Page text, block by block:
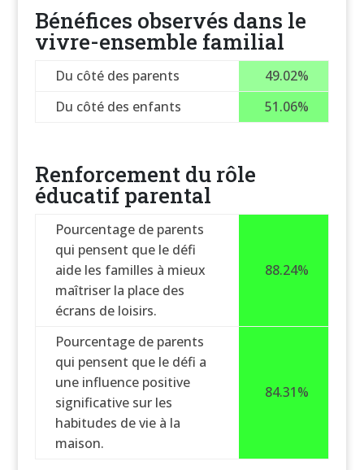
Bénéfices observés dans le
vivre-ensemble familial
Du côté des parents
49.02%
Du côté des enfants
51.06%
Renforcement du rôle
éducatif parental
Pourcentage de parents
qui pensent que le défi
aide les familles à mieux
maîtriser la place des
écrans de loisirs.
88.24%
Pourcentage de parents
qui pensent que le défi a
une influence positive
significative sur les
habitudes de vie à la
maison.
84.31%